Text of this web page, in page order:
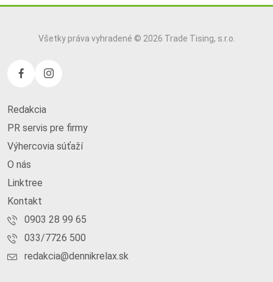
Všetky práva vyhradené © 2026 Trade Tising, s.r.o.
Redakcia
PR servis pre firmy
Výhercovia súťaží
O nás
Linktree
Kontakt
0903 28 99 65
033/7726 500
redakcia@dennikrelax.sk